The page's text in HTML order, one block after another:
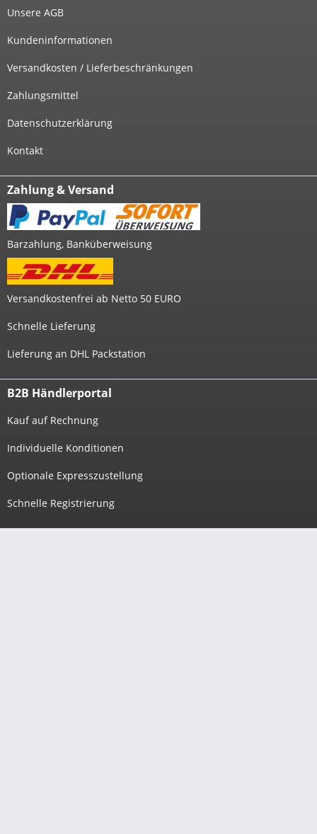
Unsere AGB
Kundeninformationen
Versandkosten / Lieferbeschränkungen
Zahlungsmittel
Datenschutzerklärung
Kontakt
Zahlung & Versand
Barzahlung, Banküberweisung
Versandkostenfrei ab Netto 50 EURO
Schnelle Lieferung
Lieferung an DHL Packstation
B2B Händlerportal
Kauf auf Rechnung
Individuelle Konditionen
Optionale Expresszustellung
Schnelle Registrierung